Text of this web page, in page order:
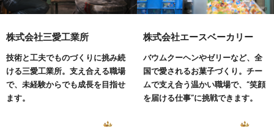
株式会社三愛工業所
技術と工夫でものづくりに挑み続
ける三愛工業所。支え合える職場
で、未経験からでも成長を目指せ
ます。
株式会社エースベーカリー
バウムクーヘンやゼリーなど、全
国で愛されるお菓子づくり。チー
ムで支え合う温かい職場で、“笑顔
を届ける仕事”に挑戦できます。